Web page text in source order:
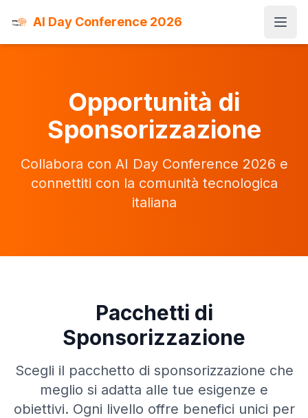
AI Day Conference 2026
Opportunità di
Sponsorizzazione
Collabora con AI Day Conference 2026 e
connettiti con la comunità tecnologica
italiana
Pacchetti di
Sponsorizzazione
Scegli il pacchetto di sponsorizzazione che
meglio si adatta alle tue esigenze e
obiettivi. Ogni livello offre benefici unici per